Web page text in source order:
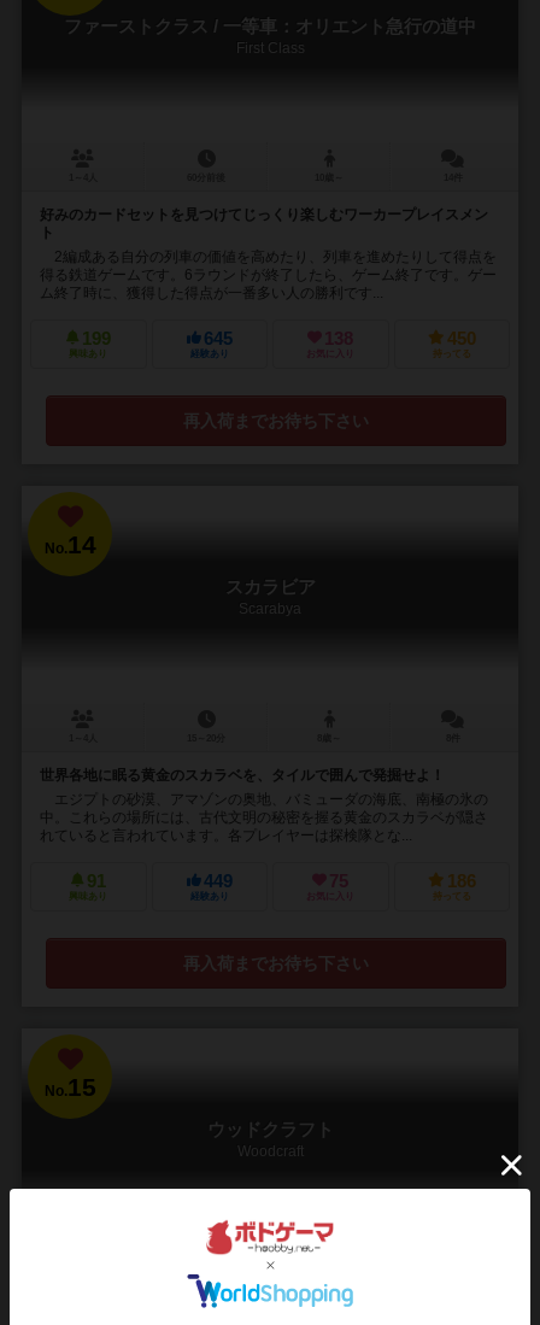
ファーストクラス / 一等車：オリエント急行の道中
First Class
好みのカードセットを見つけてじっくり楽しむワーカープレイスメン
ト
2編成ある自分の列車の価値を高めたり、列車を進めたりして得点を
得る鉄道ゲームです。6ラウンドが終了したら、ゲーム終了です。ゲー
ム終了時に、獲得した得点が一番多い人の勝利です...
199
興味あり
645
経験あり
138
お気に入り
450
持ってる
再入荷までお待ち下さい
No.14
スカラビア
Scarabya
世界各地に眠る黄金のスカラベを、タイルで囲んで発掘せよ！
エジプトの砂漠、アマゾンの奥地、バミューダの海底、南極の氷の
中。これらの場所には、古代文明の秘密を握る黄金のスカラベが隠さ
れていると言われています。各プレイヤーは探検隊とな...
91
興味あり
449
経験あり
75
お気に入り
186
持ってる
再入荷までお待ち下さい
No.15
ウッドクラフト
Woodcraft
60～120分